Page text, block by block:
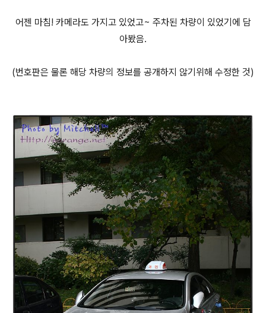
어젠 마침! 카메라도 가지고 있었고~ 주차된 차량이 있었기에 담
아봤음.
(번호판은 물론 해당 차량의 정보를 공개하지 않기위해 수정한 것)